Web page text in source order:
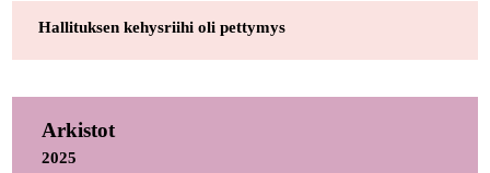
Hallituksen kehysriihi oli pettymys
Arkistot
2025